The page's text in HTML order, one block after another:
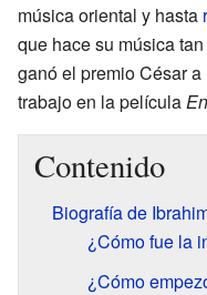
música oriental y hasta
que hace su música
ganó el premio César
trabajo en la película
Contenido
Biografía de
¿Cómo fue la
¿Cómo